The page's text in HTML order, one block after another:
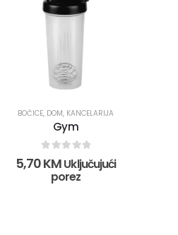
BOČICE, DOM, KANCELARIJA
Gym
5,70KMUključujući
porez